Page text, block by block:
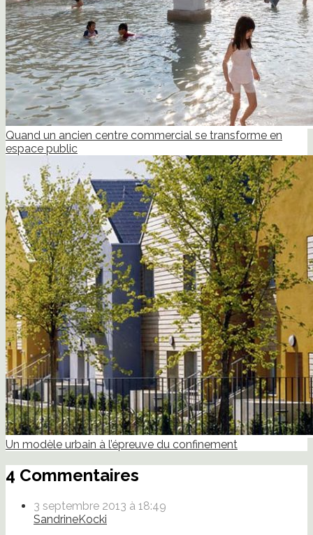
Quand un ancien centre commercial se transforme en
espace public
Un modèle urbain à l’épreuve du confinement
4 Commentaires
3 septembre 2013 à 18:49
SandrineKocki